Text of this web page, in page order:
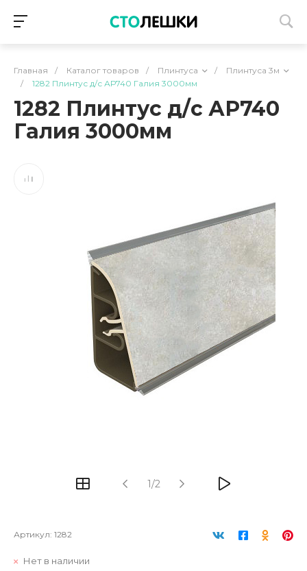
Главная / Каталог товаров / Плинтуса /
Плинтуса 3м
/
1282 Плинтус д/с АР740 Галия 3000мм
1282 Плинтус д/с АР740
Галия 3000мм
1/2
Артикул: 1282
Нет в наличии